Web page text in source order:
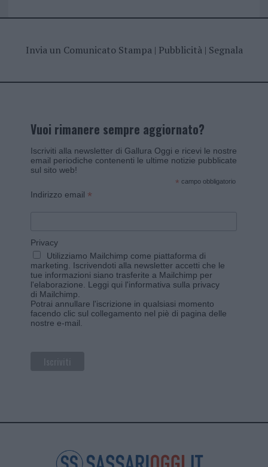
Invia un Comunicato Stampa| Pubblicità| Segnala
Vuoi rimanere sempre aggiornato?
Iscriviti alla newsletter di Gallura Oggi e ricevi le nostre
email periodiche contenenti le ultime notizie pubblicate
sul sito web!
* campo obbligatorio
Indirizzo email *
Privacy
Utilizziamo Mailchimp come piattaforma di
marketing. Iscrivendoti alla newsletter accetti che le
tue informazioni siano trasferite a Mailchimp per
l'elaborazione. Leggi qui l'informativa sulla privacy
di Mailchimp
Potrai annullare l'iscrizione in qualsiasi momento
facendo clic sul collegamento nel piè di pagina delle
nostre e-mail.